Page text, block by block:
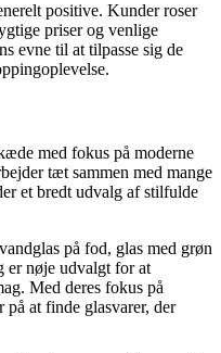
positive. Kunder roser
priser og venlige
evne til at tilpasse sig de
med fokus på moderne
tæt sammen med mange
et bredt udvalg af stilfulde
på fod, glas med grøn
er nøje udvalgt for at
Med deres fokus på
at finde glasvarer, der